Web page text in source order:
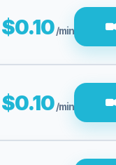
$0.10/min
$0.10/min